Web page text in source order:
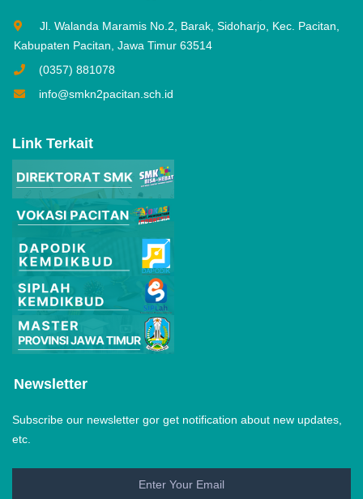
Jl. Walanda Maramis No.2, Barak, Sidoharjo, Kec. Pacitan,
Kabupaten Pacitan, Jawa Timur 63514
(0357) 881078
info@smkn2pacitan.sch.id
Link Terkait
Newsletter
Subscribe our newsletter gor get notification about new updates,
etc.